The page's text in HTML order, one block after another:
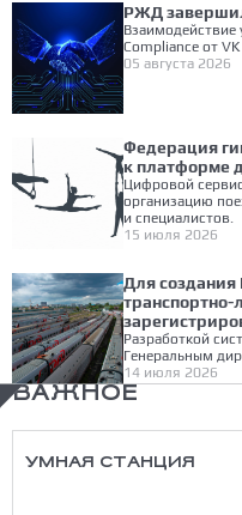
РЖД
Compliance от VK
05 августа 2026
Федерация
к платформе
Цифровой
организацию
и специалистов.
15 июля 2026
Для
Разработкой
Генеральным
14 июля 2026
ВАЖНОЕ
УМНАЯ СТАНЦИЯ